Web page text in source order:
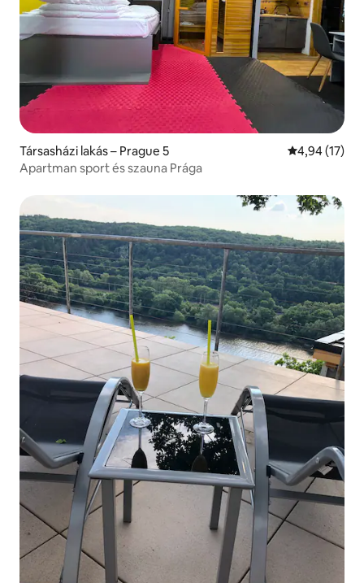
Társasházi lakás – Prague 5 Átlagos
4,94 (17)
Apartman sport és szauna Prága